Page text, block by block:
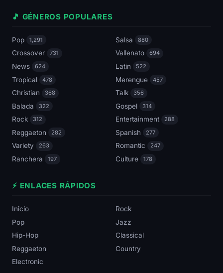
🎵 GÉNEROS POPULARES
Pop 1,291 Salsa 880
Crossover 731 Vallenato 694
News 624 Latin 522
Tropical 478 Merengue 457
Christian 368 Talk 356
Balada 322 Gospel 314
Rock 312 Entertainment 288
Reggaeton 282 Spanish 277
Variety 263 Romantic 247
Ranchera 197 Culture 178
⚡ ENLACES RÁPIDOS
Inicio
Rock
Pop
Jazz
Hip-Hop
Classical
Reggaeton
Country
Electronic